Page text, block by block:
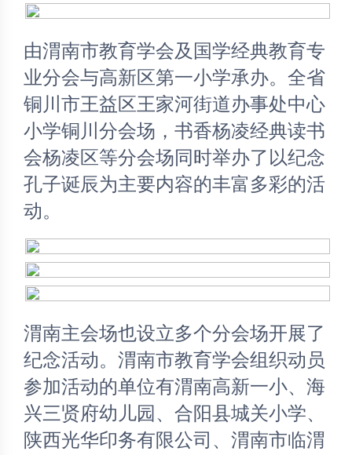
由渭南市教育学会及国学经典教育专
业分会与高新区第一小学承办。全省
铜川市王益区王家河街道办事处中心
小学铜川分会场，书香杨凌经典读书
会杨凌区等分会场同时举办了以纪念
孔子诞辰为主要内容的丰富多彩的活
动。
渭南主会场也设立多个分会场开展了
纪念活动。渭南市教育学会组织动员
参加活动的单位有渭南高新一小、海
兴三贤府幼儿园、合阳县城关小学、
陕西光华印务有限公司、渭南市临渭